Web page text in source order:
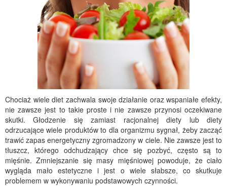
Chociaż wiele diet zachwala swoje działanie oraz wspaniałe efekty,
nie zawsze jest to takie proste i nie zawsze przynosi oczekiwane
skutki. Głodzenie się zamiast racjonalnej diety lub diety
odrzucające wiele produktów to dla organizmu sygnał, żeby zacząć
trawić zapas energetyczny zgromadzony w ciele. Nie zawsze jest to
tłuszcz, którego odchudzający chce się pozbyć, często są to
mięśnie. Zmniejszanie się masy mięśniowej powoduje, że ciało
wygląda mało estetyczne i jest o wiele słabsze, co skutkuje
problemem w wykonywaniu podstawowych czynności.